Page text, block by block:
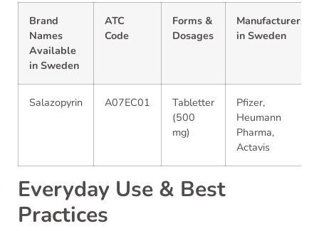
Brand
Names
Available
in Sweden
ATC
Code
Forms &
Dosages
Manufacturers
in Sweden
Salazopyrin A07EC01
Tabletter
(500
mg)
Pfizer,
Heumann
Pharma,
Actavis
Everyday Use & Best
Practices